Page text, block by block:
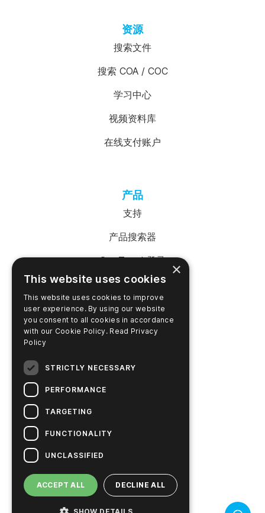
资源
搜索文件
搜索 COA / COC
学习中心
视频资料库
在线支付账户
产品
支持
产品搜索器
SureTrend 登录
在线购物（美国）
在线购物（澳大利亚）
可持续解决方案
×
This website uses cookies
This website uses cookies to improve
user experience. By using our website
you consent to all cookies in accordance
with our Cookie Policy. Read Privacy
Policy
STRICTLY NECESSARY
PERFORMANCE
TARGETING
FUNCTIONALITY
UNCLASSIFIED
ACCEPT ALL DECLINE ALL